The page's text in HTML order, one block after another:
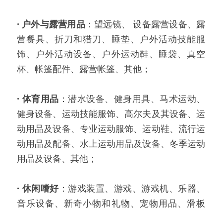
· 户外与露营用品：望远镜、 设备露营设备、露
营餐具、折刀和猎刀、睡垫、户外活动技能服
饰、户外活动设备、户外运动鞋、睡袋、真空
杯、帐篷配件、露营帐篷、其他；
· 体育用品 ：潜水设备、健身用具、马术运动、
健身设备、运动技能服饰、高尔夫及其设备、运
动用品及设备、专业运动服饰、运动鞋、流行运
动用品及配备、水上运动用品及设备、冬季运动
用品及设备、其他；
· 休闲嗜好：游戏装置、游戏、游戏机、乐器、
音乐设备、新奇小物和礼物、宠物用品、滑板